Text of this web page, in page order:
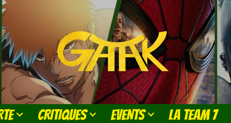
CRITIQUES EVENTS LA TEAM 7